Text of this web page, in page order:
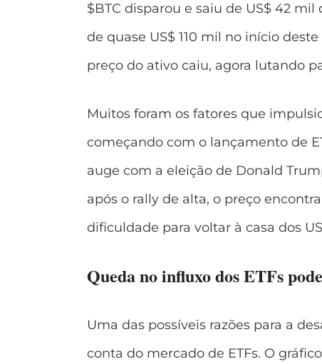
$BTC disparou e saiu de US$ 42
de quase US$ 110 mil no início
preço do ativo caiu, agora lutando
Muitos foram os fatores que
começando com o lançamento de
auge com a eleição de Donald
após o rally de alta, o preço
dificuldade para voltar à casa dos
Queda no influxo dos ETFs
Uma das possíveis razões para a
conta do mercado de ETFs. O